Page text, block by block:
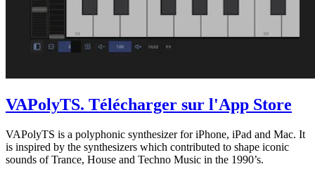
VAPolyTS. Télécharger sur l'App Store
VAPolyTS is a polyphonic synthesizer for iPhone, iPad and Mac. It
is inspired by the synthesizers which contributed to shape iconic
sounds of Trance, House and Techno Music in the 1990’s.